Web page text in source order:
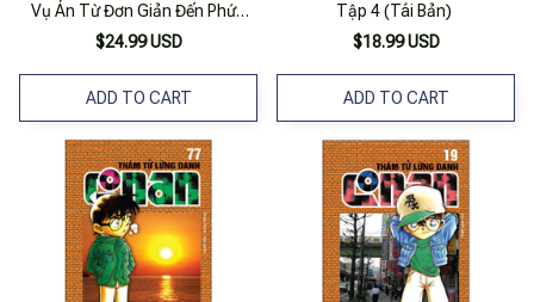
Vụ Án Từ Đơn Giản Đến Phức
Tạp
$24.99 USD
ADD TO CART
Tập 4 (Tái Bản)
$18.99 USD
ADD TO CART